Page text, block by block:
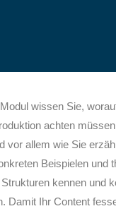
wissen Sie,
achten
vor allem wie Sie
Beispielen und
kennen und
Damit Ihr Content